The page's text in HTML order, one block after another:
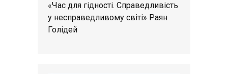
«Час для гідності. Справедливість
у несправедливому світі» Раян
Голідей